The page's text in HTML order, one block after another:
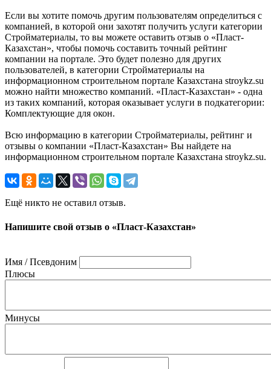
Если вы хотите помочь другим пользователям определиться с
компанией, в которой они захотят получить услуги категории
Стройматериалы, то вы можете оставить отзыв о «Пласт-
Казахстан», чтобы помочь составить точный рейтинг
компании на портале. Это будет полезно для других
пользователей, в категории Стройматериалы на
информационном строительном портале Казахстана stroykz.su
можно найти множество компаний. «Пласт-Казахстан» - одна
из таких компаний, которая оказывает услуги в подкатегории:
Комплектующие для окон.
Всю информацию в категории Стройматериалы, рейтинг и
отзывы о компании «Пласт-Казахстан» Вы найдете на
информационном строительном портале Казахстана stroykz.su.
Ещё никто не оставил отзыв.
Напишите свой отзыв о «Пласт-Казахстан»
Имя / Псевдоним
Плюсы
Минусы